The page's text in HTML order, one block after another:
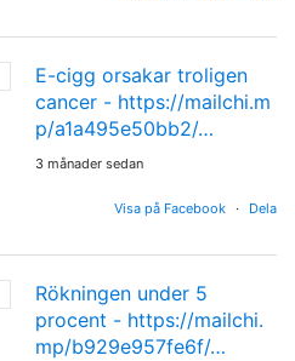
E-cigg orsakar troligen
cancer - https://mailchi.m
p/a1a495e50bb2/…
3 månader sedan
Visa på Facebook · Dela
Rökningen under 5
procent - https://mailchi.
mp/b929e957fe6f/…